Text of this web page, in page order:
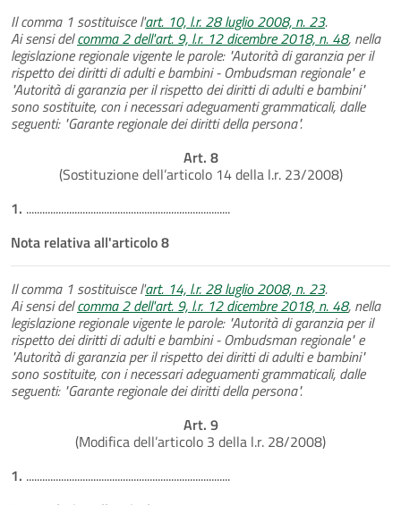
Il comma 1 sostituisce l'art. 10, l.r. 28 luglio 2008, n. 23.
Ai sensi delcomma 2 dell'art. 9, l.r. 12 dicembre 2018, n. 48, nella
legislazione regionale vigente le parole: "Autorità di garanzia per il
rispetto dei diritti di adulti e bambini - Ombudsman regionale" e
"Autorità di garanzia per il rispetto dei diritti di adulti e bambini"
sono sostituite, con i necessari adeguamenti grammaticali, dalle
seguenti: "Garante regionale dei diritti della persona".
Art. 8
(Sostituzione dell’articolo 14 della l.r. 23/2008)
1. ............................................................................
Nota relativa all'articolo 8
Il comma 1 sostituisce l'art. 14, l.r. 28 luglio 2008, n. 23.
Ai sensi delcomma 2 dell'art. 9, l.r. 12 dicembre 2018, n. 48, nella
legislazione regionale vigente le parole: "Autorità di garanzia per il
rispetto dei diritti di adulti e bambini - Ombudsman regionale" e
"Autorità di garanzia per il rispetto dei diritti di adulti e bambini"
sono sostituite, con i necessari adeguamenti grammaticali, dalle
seguenti: "Garante regionale dei diritti della persona".
Art. 9
(Modifica dell’articolo 3 della l.r. 28/2008)
1. ............................................................................